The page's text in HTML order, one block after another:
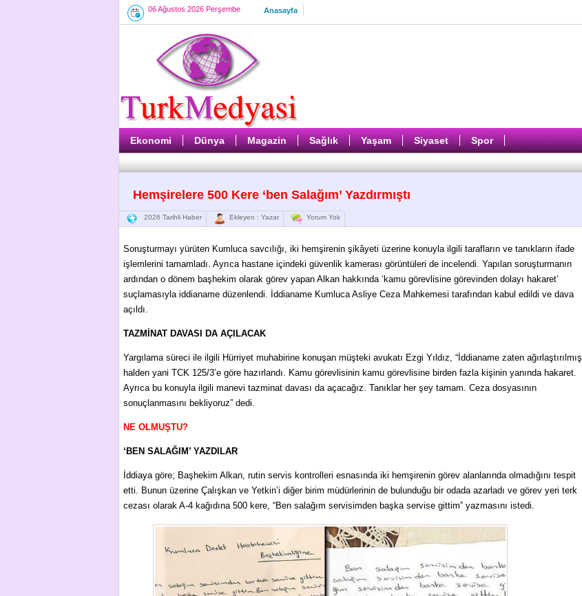
06 Ağustos 2026 Perşembe Anasayfa
Ekonomi Dünya Magazin Sağlık Yaşam Siyaset Spor
Hemşirelere 500 Kere ‘ben Salağım’ Yazdırmıştı
2026 Tarihli Haber Ekleyen : Yazar Yorum Yok
Soruşturmayı yürüten Kumluca savcılığı, iki hemşirenin şikâyeti üzerine konuyla ilgili tarafların ve tanıkların ifade
işlemlerini tamamladı. Ayrıca hastane içindeki güvenlik kamerası görüntüleri de incelendi. Yapılan soruşturmanın
ardından o dönem başhekim olarak görev yapan Alkan hakkında ‘kamu görevlisine görevinden dolayı hakaret’
suçlamasıyla iddianame düzenlendi. İddianame Kumluca Asliye Ceza Mahkemesi tarafından kabul edildi ve dava
açıldı.
TAZMİNAT DAVASI DA AÇILACAK
Yargılama süreci ile ilgili Hürriyet muhabirine konuşan müşteki avukatı Ezgi Yıldız, “İddianame zaten ağırlaştırılmış
halden yani TCK 125/3’e göre hazırlandı. Kamu görevlisinin kamu görevlisine birden fazla kişinin yanında hakaret.
Ayrıca bu konuyla ilgili manevi tazminat davası da açacağız. Tanıklar her şey tamam. Ceza dosyasının
sonuçlanmasını bekliyoruz” dedi.
NE OLMUŞTU?
‘BEN SALAĞIM’ YAZDILAR
İddiaya göre; Başhekim Alkan, rutin servis kontrolleri esnasında iki hemşirenin görev alanlarında olmadığını tespit
etti. Bunun üzerine Çalışkan ve Yetkin’i diğer birim müdürlerinin de bulunduğu bir odada azarladı ve görev yeri terk
cezası olarak A-4 kağıdına 500 kere, “Ben salağım servisimden başka servise gittim” yazmasını istedi.